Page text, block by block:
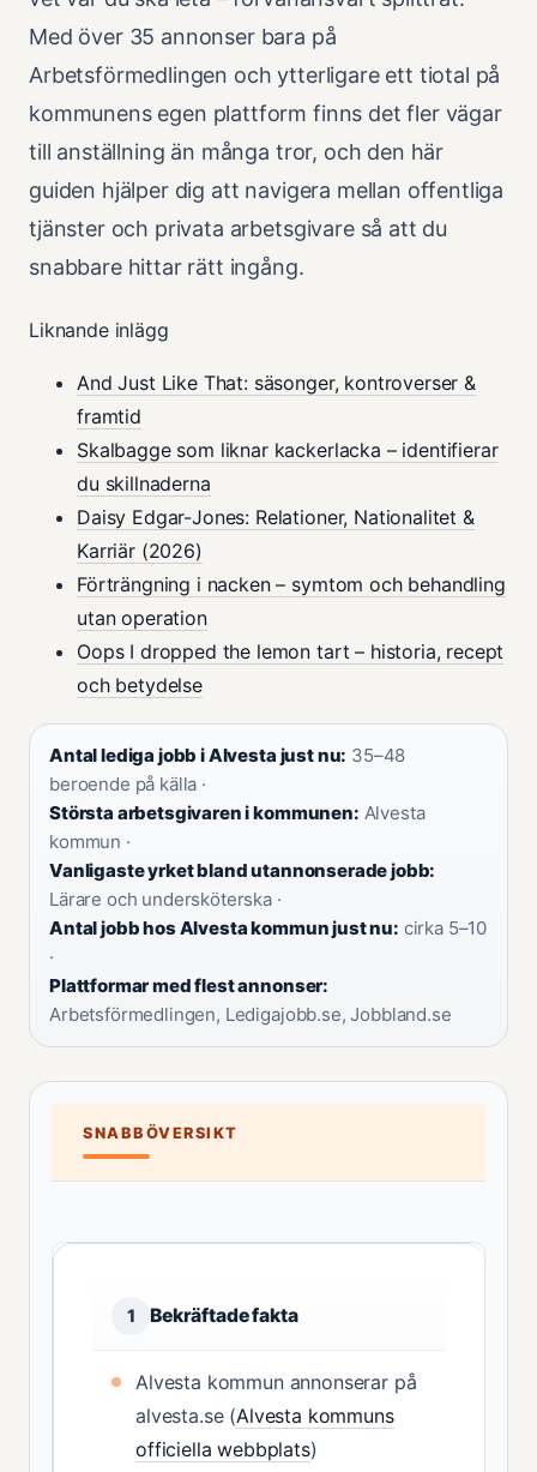
Med över 35 annonser bara på
Arbetsförmedlingen och ytterligare ett tiotal på
kommunens egen plattform finns det fler vägar
till anställning än många tror, och den här
guiden hjälper dig att navigera mellan offentliga
tjänster och privata arbetsgivare så att du
snabbare hittar rätt ingång.
Liknande inlägg
And Just Like That: säsonger, kontroverser &
framtid
Skalbagge som liknar kackerlacka – identifierar
du skillnaderna
Daisy Edgar-Jones: Relationer, Nationalitet &
Karriär (2026)
Förträngning i nacken – symtom och behandling
utan operation
Oops I dropped the lemon tart – historia, recept
och betydelse
Antal lediga jobb i Alvesta just nu: 35–48
beroende på källa ·
Största arbetsgivaren i kommunen: Alvesta
kommun ·
Vanligaste yrket bland utannonserade jobb:
Lärare och undersköterska ·
Antal jobb hos Alvesta kommun just nu: cirka 5–10
·
Plattformar med flest annonser:
Arbetsförmedlingen, Ledigajobb.se, Jobbland.se
SNABBÖVERSIKT
1 Bekräftade fakta
Alvesta kommun annonserar på
alvesta.se (Alvesta kommuns
officiella webbplats)